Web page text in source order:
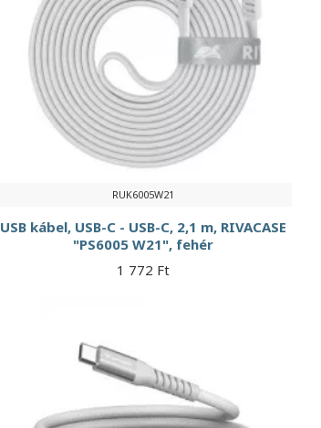
RUK6005W21
USB kábel, USB-C - USB-C, 2,1 m, RIVACASE
"PS6005 W21", fehér
1 772 Ft